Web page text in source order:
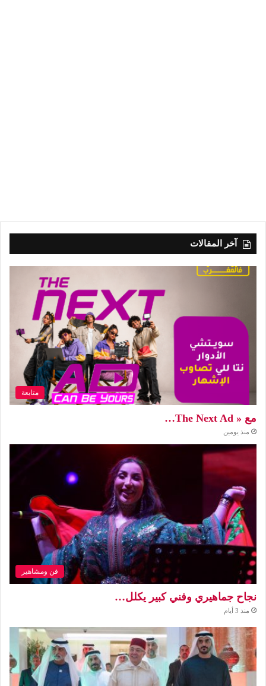
آخر المقالات
متابعة
مع « The Next Ad…
منذ يومين
فن ومشاهير
نجاح جماهيري وفني كبير يكلل…
منذ 3 أيام